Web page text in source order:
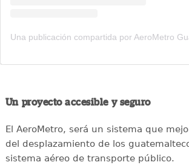
Un proyecto accesible y seguro
El AeroMetro, será un sistema que
del desplazamiento de los
sistema aéreo de transporte público.